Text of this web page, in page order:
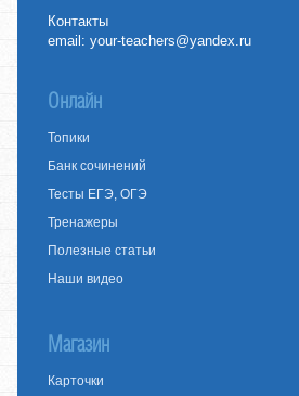
Контакты
email:your-teachers@yandex.ru
Онлайн
Топики
Банк сочинений
Тесты ЕГЭ, ОГЭ
Тренажеры
Полезные статьи
Наши видео
Магазин
Карточки